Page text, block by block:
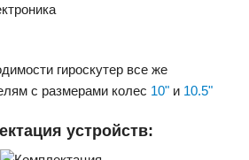
гироскутер все же
с размерами колес 10" и 10.5"
устройств: